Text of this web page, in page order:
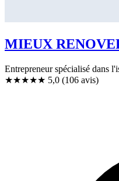
MIEUX
Entrepreneur spécialisé dans
★★★★★ 5,0 (106 avis)